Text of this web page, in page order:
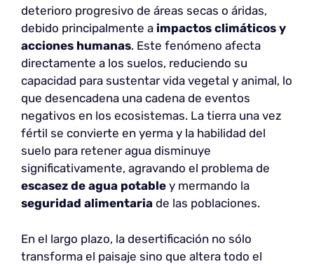
deterioro progresivo de áreas secas o áridas,
debido principalmente a impactos climáticos y
acciones humanas. Este fenómeno afecta
directamente a los suelos, reduciendo su
capacidad para sustentar vida vegetal y animal, lo
que desencadena una cadena de eventos
negativos en los ecosistemas. La tierra una vez
fértil se convierte en yerma y la habilidad del
suelo para retener agua disminuye
significativamente, agravando el problema de
escasez de agua potable y mermando la
seguridad alimentaria de las poblaciones.
En el largo plazo, la desertificación no sólo
transforma el paisaje sino que altera todo el